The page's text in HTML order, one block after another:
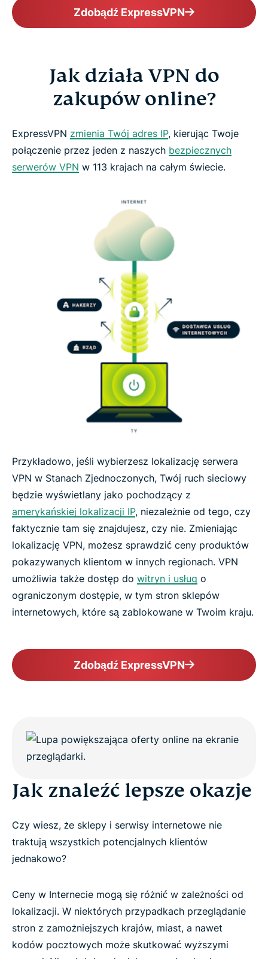
Zdobądź ExpressVPN
Jak działa VPN do
zakupów online?
ExpressVPN zmienia Twój adres IP, kierując Twoje
połączenie przez jeden z naszych bezpiecznych
serwerów VPN w 113 krajach na całym świecie.
Przykładowo, jeśli wybierzesz lokalizację serwera
VPN w Stanach Zjednoczonych, Twój ruch sieciowy
będzie wyświetlany jako pochodzący z
amerykańskiej lokalizacji IP, niezależnie od tego, czy
faktycznie tam się znajdujesz, czy nie. Zmieniając
lokalizację VPN, możesz sprawdzić ceny produktów
pokazywanych klientom w innych regionach. VPN
umożliwia także dostęp do witryn i usług o
ograniczonym dostępie, w tym stron sklepów
internetowych, które są zablokowane w Twoim kraju.
Zdobądź ExpressVPN
Jak znaleźć lepsze okazje
Czy wiesz, że sklepy i serwisy internetowe nie
traktują wszystkich potencjalnych klientów
jednakowo?
Ceny w Internecie mogą się różnić w zależności od
lokalizacji. W niektórych przypadkach przeglądanie
stron z zamożniejszych krajów, miast, a nawet
kodów pocztowych może skutkować wyższymi